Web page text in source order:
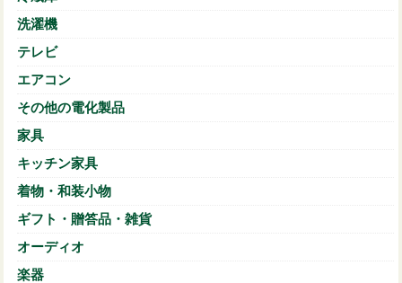
洗濯機
テレビ
エアコン
その他の電化製品
家具
キッチン家具
着物・和装小物
ギフト・贈答品・雑貨
オーディオ
楽器